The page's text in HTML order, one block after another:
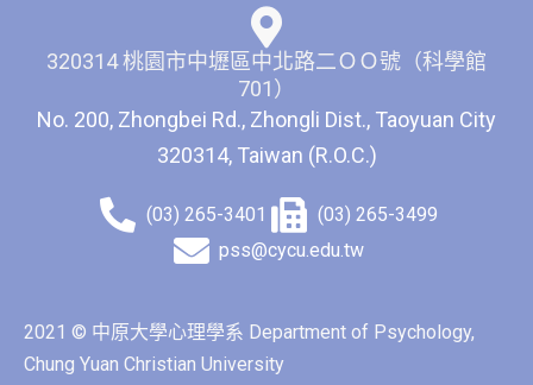
320314 桃園市中壢區中北路二ＯＯ號（科學館
701）
No. 200, Zhongbei Rd., Zhongli Dist., Taoyuan City
320314, Taiwan (R.O.C.)
(03) 265-3401
(03) 265-3499
pss@cycu.edu.tw
2021 © 中原大學心理學系 Department of Psychology,
Chung Yuan Christian University